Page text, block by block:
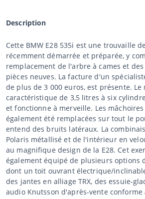
Description
Cette BMW E28 535i est une trouvaille
récemment démarrée et préparée, y
remplacement de l'arbre à cames et
pièces neuves. La facture d'un
de plus de 3 000 euros, est présente. Le
caractéristique de 3,5 litres à six
et fonctionne à merveille. Les
également été remplacées sur tout le
entend des bruits latéraux. La
Polaris métallisé et de l'intérieur en
au magnifique design de la E28. Cet
également équipé de plusieurs options
dont un toit ouvrant électrique/
des jantes en alliage TRX, des essuie-
audio Knutsson d'après-vente conforme